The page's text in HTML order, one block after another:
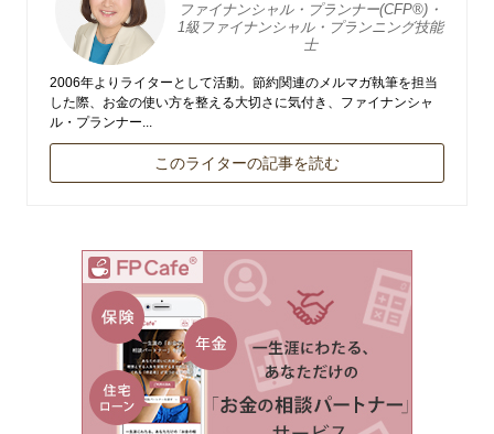
ファイナンシャル・プランナー(CFP®)・
1級ファイナンシャル・プランニング技能
士
2006年よりライターとして活動。節約関連のメルマガ執筆を担当
した際、お金の使い方を整える大切さに気付き、ファイナンシャ
ル・プランナー...
このライターの記事を読む